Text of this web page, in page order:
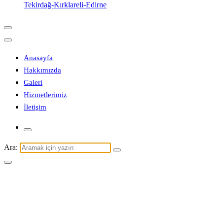
Tekirdağ-Kırklareli-Edirne
Kapaklı Evden Eve Nakliyat | Çiçek
Nakliyat
Kapaklı Evden Eve Nakliyat | Çiçek
Nakliyat
Anasayfa
Hakkımızda
Galeri
Hizmetlerimiz
İletişim
Ara: